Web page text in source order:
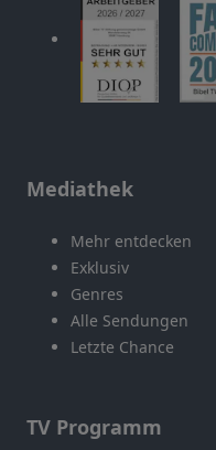
Mediathek
Mehr entdecken
Exklusiv
Genres
Alle Sendungen
Letzte Chance
TV Programm